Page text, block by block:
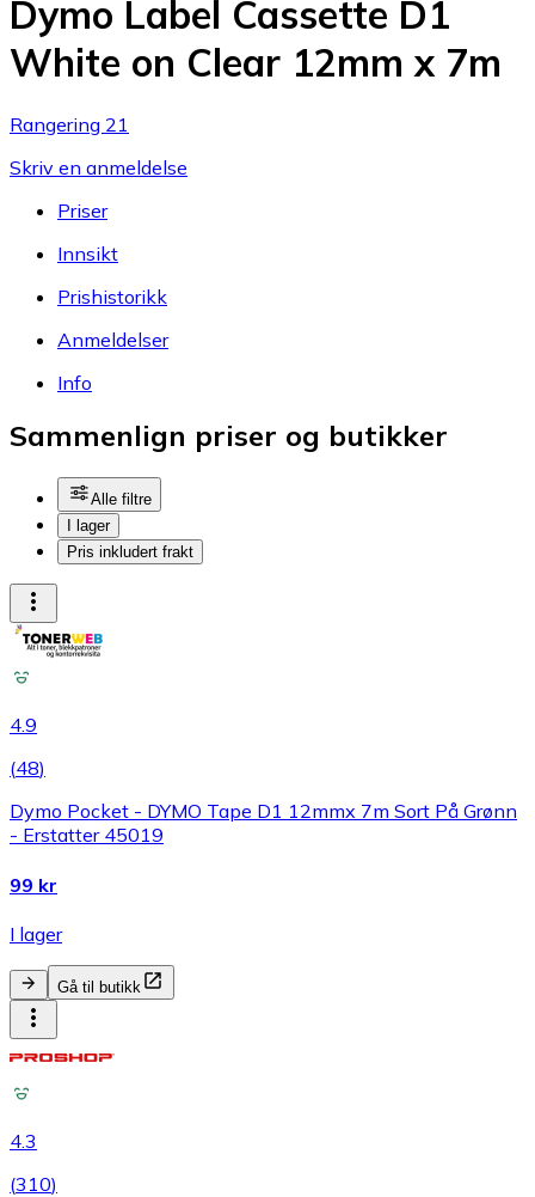
Dymo Label Cassette D1
White on Clear 12mm x 7m
Rangering 21
Skriv en anmeldelse
Priser
Innsikt
Prishistorikk
Anmeldelser
Info
Sammenlign priser og butikker
Alle filtre
I lager
Pris inkludert frakt
4.9
(48)
Dymo Pocket - DYMO Tape D1 12mmx 7m Sort På Grønn
- Erstatter 45019
99 kr
I lager
Gå til butikk
4.3
(310)